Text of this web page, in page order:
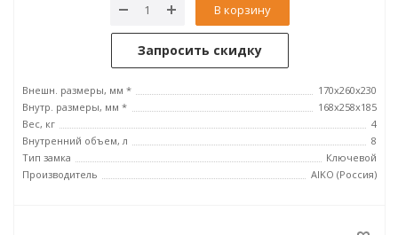
В корзину
Запросить скидку
Внешн. размеры, мм *
170x260x230
Внутр. размеры, мм *
168x258x185
Вес, кг
4
Внутренний объем, л
8
Тип замка
Ключевой
Производитель
AIKO (Россия)